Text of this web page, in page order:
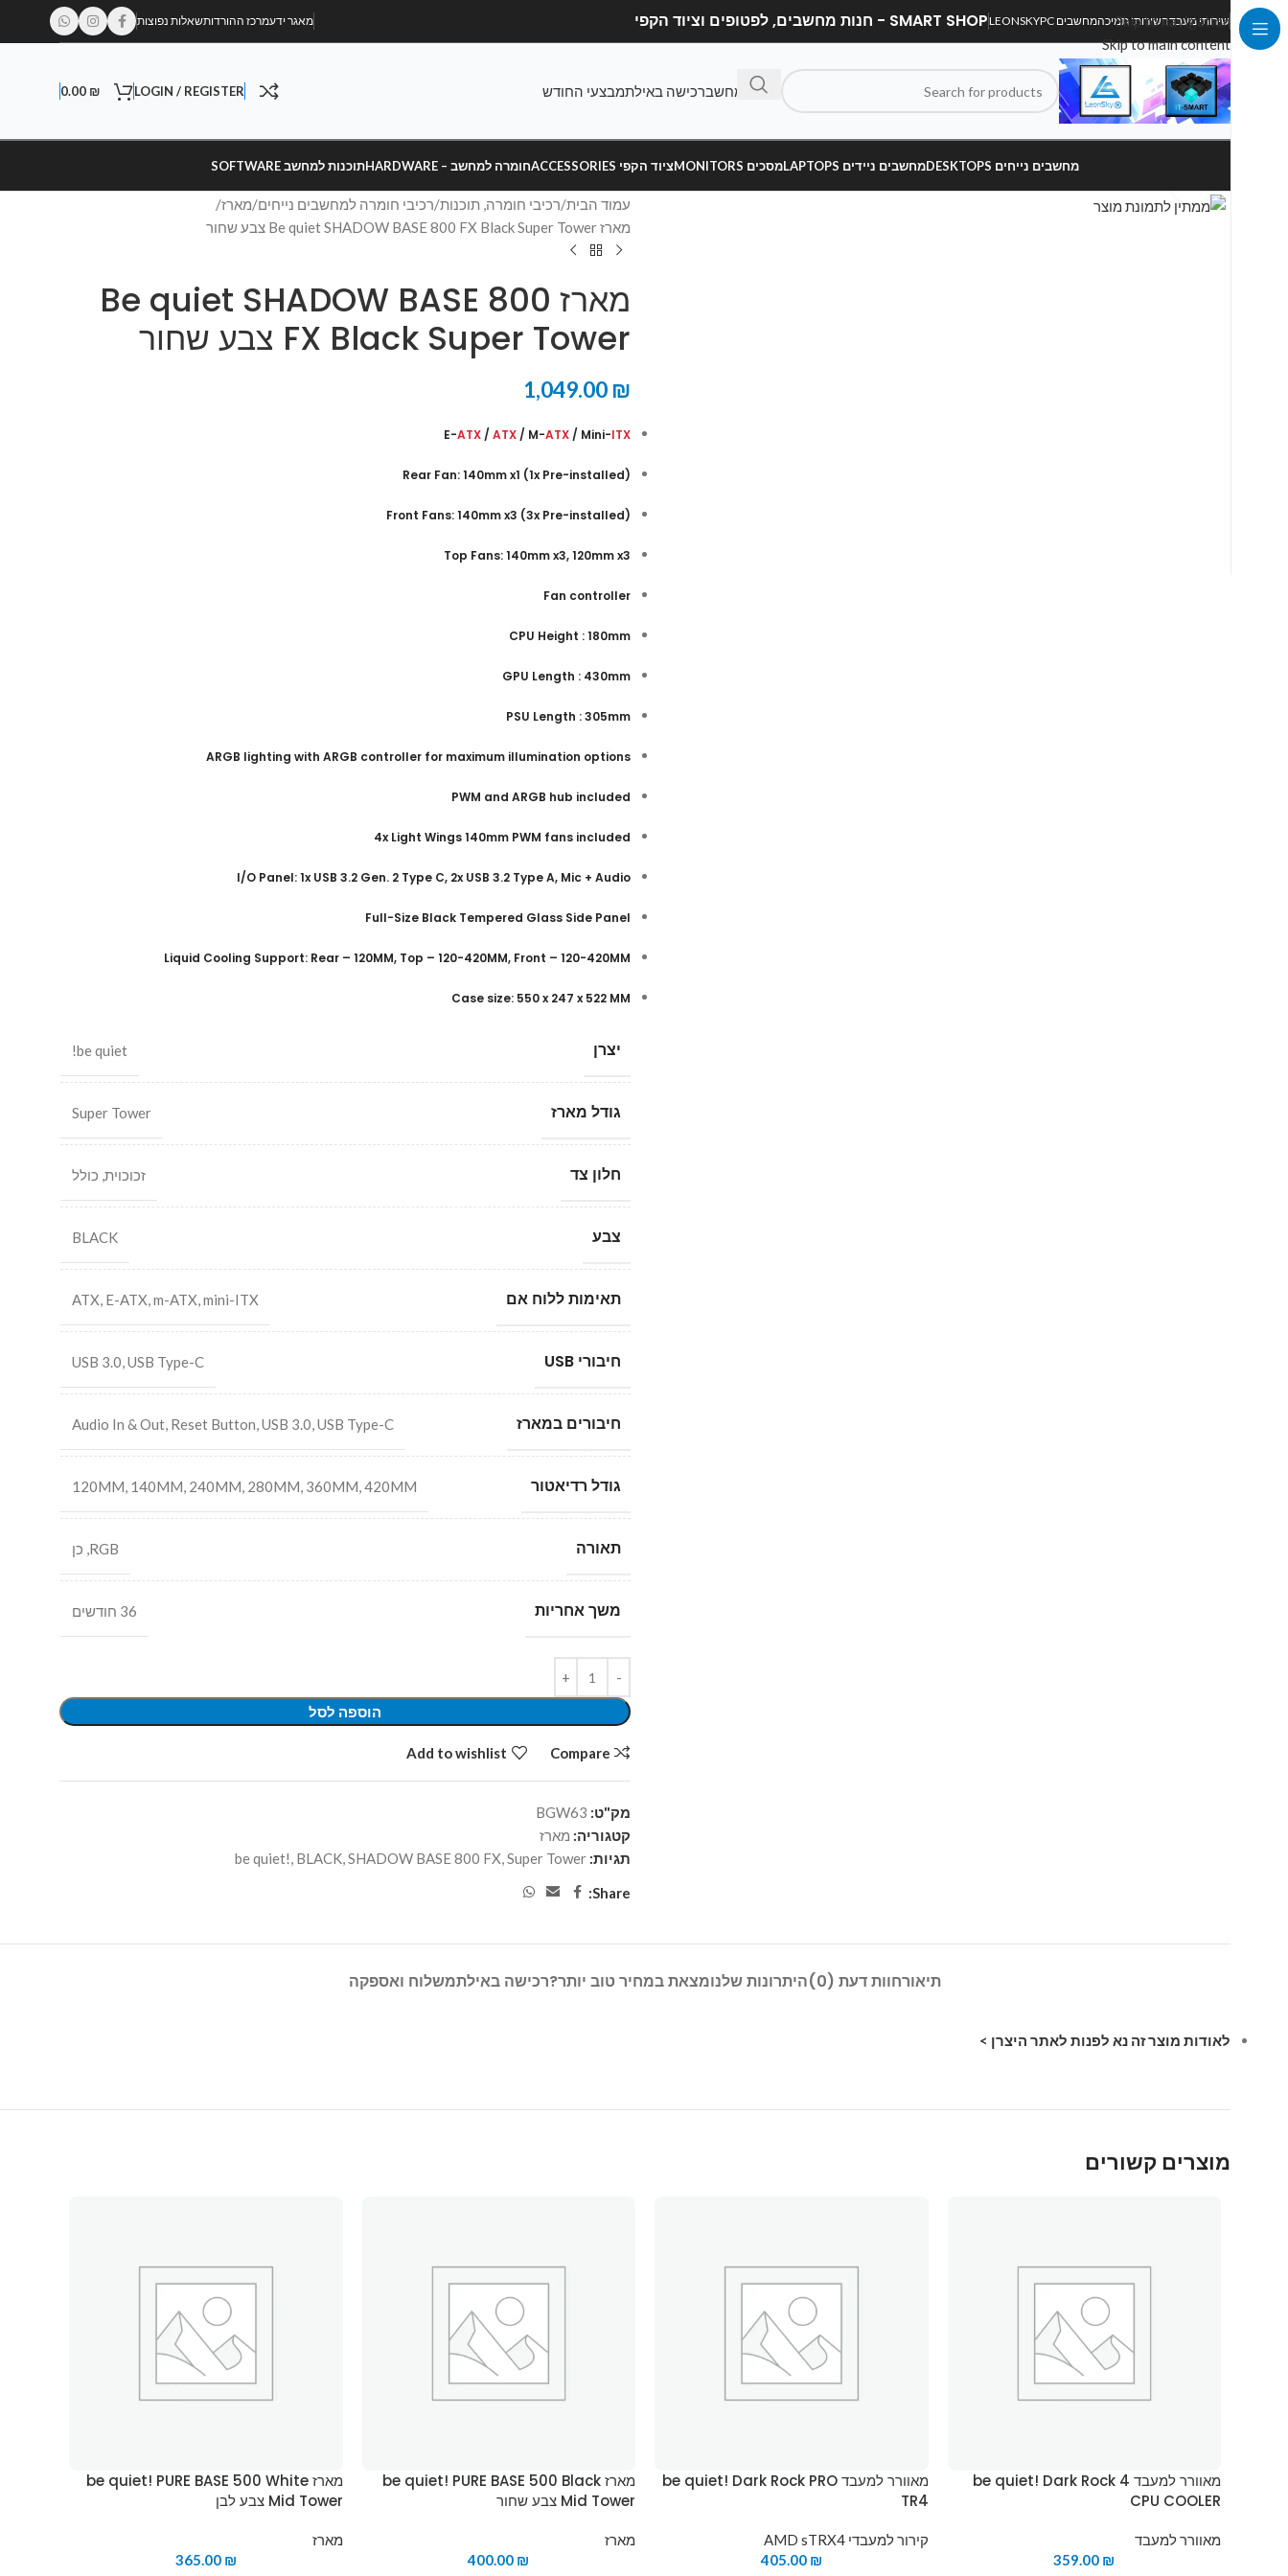
Skip to navigation
Skip to main content
שירותי מעבדהשירותי תמיכהמחשבים LEONSKYPC SMART SHOP - חנות מחשבים, לפטופים וציוד הקפי מאגר ידעמרכז ההורדותשאלות נפוצות
בנה מחשברכישה באילתמבצעי החודש LOGIN / REGISTER
0.00 ₪
מחשבים נייחים DESKTOPS מחשבים ניידים LAPTOPS מסכים MONITORS ציוד הקפי ACCESSORIES חומרה למחשב – HARDWARE
תוכנות למחשב SOFTWARE
עמוד הבית רכיבי חומרה, תוכנות רכיבי חומרה למחשבים נייחים מארז
מארז Be quiet SHADOW BASE 800 FX Black Super Tower צבע שחור
מארז Be quiet SHADOW BASE 800
FX Black Super Tower צבע שחור
1,049.00 ₪
E-ATX /ATX / M-ATX / Mini-ITX
(Rear Fan: 140mm x1 (1x Pre-installed
(Front Fans: 140mm x3 (3x Pre-installed
Top Fans: 140mm x3, 120mm x3
Fan controller
CPU Height : 180mm
GPU Length : 430mm
PSU Length : 305mm
ARGB lighting with ARGB controller for maximum illumination options
PWM and ARGB hub included
4x Light Wings 140mm PWM fans included
I/O Panel: 1x USB 3.2 Gen. 2 Type C, 2x USB 3.2 Type A, Mic + Audio
Full-Size Black Tempered Glass Side Panel
Liquid Cooling Support: Rear – 120MM, Top – 120-420MM, Front – 120-420MM
Case size: 550 x 247 x 522 MM
יצרן be quiet!
גודל מארז Super Tower
חלון צד זכוכוית, כולל
צבע BLACK
תאימות ללוח אם ATX, E-ATX,m-ATX,mini-ITX
חיבורי USB USB 3.0,USB Type-C
חיבורים במארז Audio In & Out, Reset Button,USB 3.0,USB Type-C
גודל רדיאטור 120MM, 140MM, 240MM, 280MM, 360MM,420MM
תאורה RGB
, כן
משך אחריות 36 חודשים
הוספה לסל
Compare
Add to wishlist
מק"ט: BGW63
קטגוריה: מארז
תגיות:
be quiet!, BLACK,SHADOW BASE 800 FX,Super Tower
Share:
תיאורחוות דעת (0) היתרונות שלנומצאת במחיר טוב יותר?רכישה באילתמשלוח ואספקה
לאודות מוצר זה נא לפנות לאתר היצרן >
מוצרים קשורים
מאוורר למעבד be quiet! Dark Rock 4
CPU COOLER
מאוורר למעבד
359.00 ₪
מאוורר למעבד be quiet! Dark Rock PRO
TR4
קירור למעבדי AMD sTRX4
405.00 ₪
מארז be quiet! PURE BASE 500 Black
Mid Tower צבע שחור
מארז
400.00 ₪
מארז be quiet! PURE BASE 500 White
Mid Tower צבע לבן
מארז
365.00 ₪